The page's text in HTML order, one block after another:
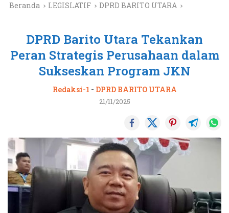
Beranda LEGISLATIF DPRD BARITO UTARA
DPRD Barito Utara Tekankan
Peran Strategis Perusahaan dalam
Sukseskan Program JKN
Redaksi-1 - DPRD BARITO UTARA
21/11/2025